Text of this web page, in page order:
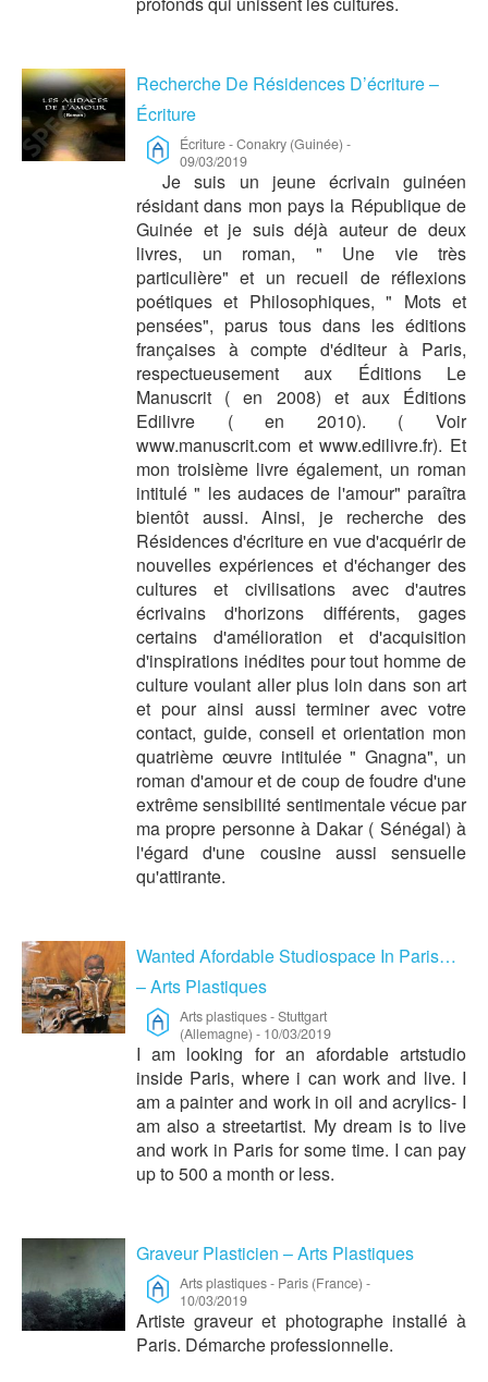
Recherche De Résidences D’écriture –
Écriture
Écriture-Conakry (Guinée) -
09/03/2019
Je suis un jeune écrivain guinéen
résidant dans mon pays la République de
Guinée et je suis déjà auteur de deux
livres, un roman, " Une vie très
particulière" et un recueil de réflexions
poétiques et Philosophiques, " Mots et
pensées", parus tous dans les éditions
françaises à compte d'éditeur à Paris,
respectueusement aux Éditions Le
Manuscrit ( en 2008) et aux Éditions
Edilivre ( en 2010). ( Voir
www.manuscrit.com et www.edilivre.fr). Et
mon troisième livre également, un roman
intitulé " les audaces de l'amour" paraîtra
bientôt aussi. Ainsi, je recherche des
Résidences d'écriture en vue d'acquérir de
nouvelles expériences et d'échanger des
cultures et civilisations avec d'autres
écrivains d'horizons différents, gages
certains d'amélioration et d'acquisition
d'inspirations inédites pour tout homme de
culture voulant aller plus loin dans son art
et pour ainsi aussi terminer avec votre
contact, guide, conseil et orientation mon
quatrième œuvre intitulée " Gnagna", un
roman d'amour et de coup de foudre d'une
extrême sensibilité sentimentale vécue par
ma propre personne à Dakar ( Sénégal) à
l'égard d'une cousine aussi sensuelle
qu'attirante.
Wanted Afordable Studiospace In Paris…
– Arts Plastiques
Arts plastiques-Stuttgart
(Allemagne) - 10/03/2019
I am looking for an afordable artstudio
inside Paris, where i can work and live. I
am a painter and work in oil and acrylics- I
am also a streetartist. My dream is to live
and work in Paris for some time. I can pay
up to 500 a month or less.
Graveur Plasticien – Arts Plastiques
Arts plastiques- Paris (France) -
10/03/2019
Artiste graveur et photographe installé à
Paris. Démarche professionnelle.